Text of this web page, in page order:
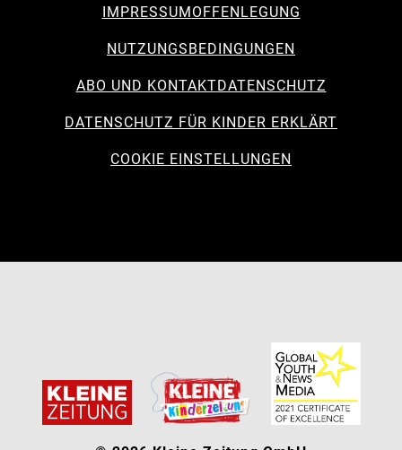
IMPRESSUMOFFENLEGUNG
NUTZUNGSBEDINGUNGEN
ABO UND KONTAKTDATENSCHUTZ
DATENSCHUTZ FÜR KINDER ERKLÄRT
COOKIE EINSTELLUNGEN